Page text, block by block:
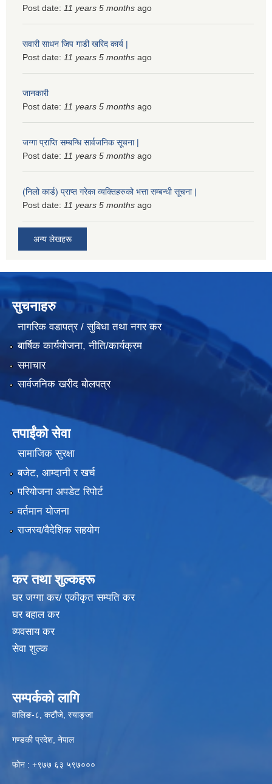
Post date: 11 years 5 months ago
सवारी साधन जिप गाडी खरिद कार्य |
Post date: 11 years 5 months ago
जानकारी
Post date: 11 years 5 months ago
जग्गा प्राप्ति सम्बन्धि सार्वजनिक सूचना |
Post date: 11 years 5 months ago
(निलो कार्ड) प्राप्त गरेका व्यक्तिहरुको भत्ता सम्बन्धी सूचना |
Post date: 11 years 5 months ago
अन्य लेखहरू
सुचनाहरु
नागरिक वडापत्र / सुबिधा तथा नगर कर
बार्षिक कार्ययोजना, नीति/कार्यक्रम
समाचार
सार्वजनिक खरीद बोलपत्र
तपाईंको सेवा
सामाजिक सुरक्षा
बजेट, आम्दानी र खर्च
परियोजना अपडेट रिपोर्ट
वर्तमान योजना
राजस्व/वैदेशिक सहयोग
कर तथा शुल्कहरू
घर जग्गा कर/ एकीकृत सम्पति कर
घर बहाल कर
व्यवसाय कर
सेवा शुल्क
सम्पर्कको लागि
वालिङ-८, कटौंजे, स्याङ्जा
गण्डकी प्रदेश, नेपाल
फोन : +९७७ ६३ ५९७०००